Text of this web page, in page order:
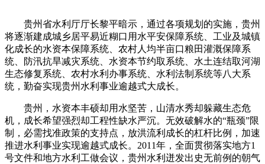
贵州省水利厅厅长黎平暗示，通过各项规划的实施，贵州
将逐渐建成城乡居平易近糊口用水平安保障系统、工业及城镇
化成长的水资本保障系统、农村人均半亩口粮田灌溉保障系
统、防汛抗旱减灾系统、水资本节约取系统、水土连结取河湖
生态修复系统、农村水利办事系统、水利法制系统等八大系
统，勤奋实现贵州水利事业逾越式大成长。
贵州，水资本丰硕却用水坚苦，山清水秀却躲藏生态危
机，成长希望强烈却工程性缺水严沉。无效破解水的“瓶颈”限
制，必需找准政策的支持点，放洪流利成长的杠杆比例，加速
推进水利事业实现逾越式成长。2011年，全面贯彻落实地方1
号文件和地方水利工做会议，贵州水利迸发出史无前例的朝气